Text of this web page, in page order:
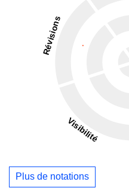
Plus de notations